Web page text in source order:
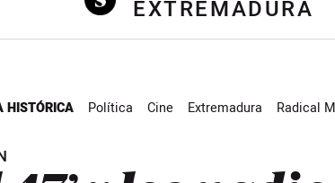
EXTREMADURA
HISTÓRICA Política Cine Extremadura Radical